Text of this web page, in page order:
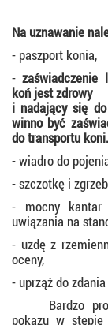
Na uznawanie
- paszport konia,
-zaświadczenie
koń jest zdrowy
i nadający się
winno być
do transportu koni.
- wiadro do
- szczotkę i
- mocny kantar
uwiązania na
- uzdę z
oceny,
- uprząż do
Bardzo
pokazu w